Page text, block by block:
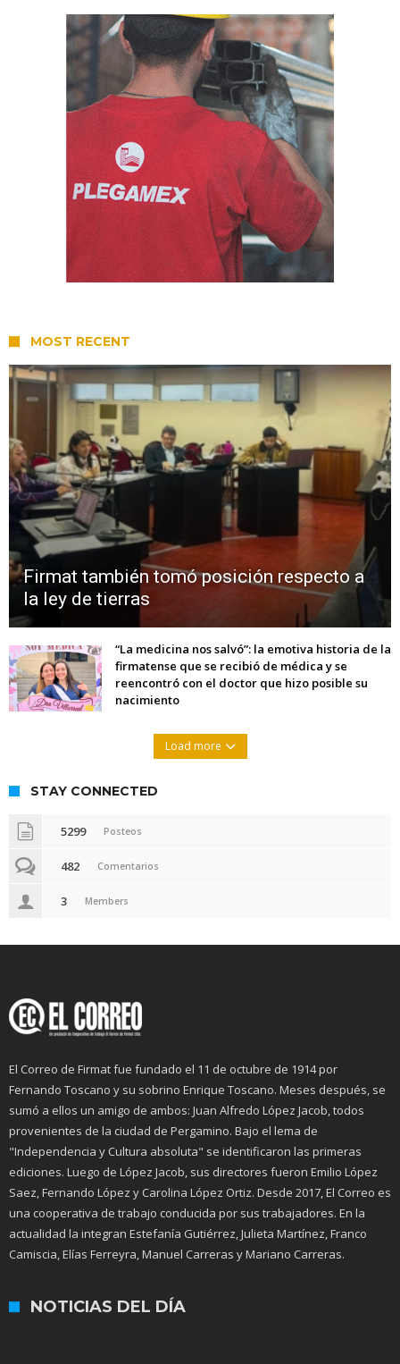
MOST RECENT
Firmat también tomó posición respecto a
la ley de tierras
“La medicina nos salvó”: la emotiva historia de la
firmatense que se recibió de médica y se
reencontró con el doctor que hizo posible su
nacimiento
Load more
STAY CONNECTED
5299 Posteos
482 Comentarios
3 Members
El Correo de Firmat fue fundado el 11 de octubre de 1914 por
Fernando Toscano y su sobrino Enrique Toscano. Meses después, se
sumó a ellos un amigo de ambos: Juan Alfredo López Jacob, todos
provenientes de la ciudad de Pergamino. Bajo el lema de
"Independencia y Cultura absoluta" se identificaron las primeras
ediciones. Luego de López Jacob, sus directores fueron Emilio López
Saez, Fernando López y Carolina López Ortiz. Desde 2017, El Correo es
una cooperativa de trabajo conducida por sus trabajadores. En la
actualidad la integran Estefanía Gutiérrez, Julieta Martínez, Franco
Camiscia, Elías Ferreyra, Manuel Carreras y Mariano Carreras.
NOTICIAS DEL DÍA